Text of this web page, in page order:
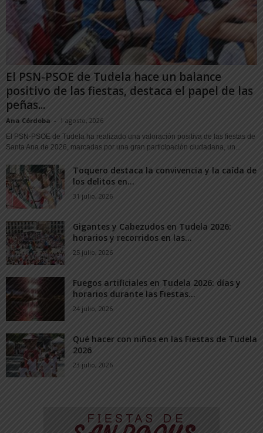
El PSN-PSOE de Tudela hace un balance
positivo de las fiestas, destaca el papel de las
peñas...
Ana Córdoba - 1 agosto, 2026
El PSN-PSOE de Tudela ha realizado una valoración positiva de las fiestas de
Santa Ana de 2026, marcadas por una gran participación ciudadana, un...
Toquero destaca la convivencia y la caída de
los delitos en...
31 julio, 2026
Gigantes y Cabezudos en Tudela 2026:
horarios y recorridos en las...
25 julio, 2026
Fuegos artificiales en Tudela 2026: días y
horarios durante las Fiestas...
24 julio, 2026
Qué hacer con niños en las Fiestas de Tudela
2026
23 julio, 2026